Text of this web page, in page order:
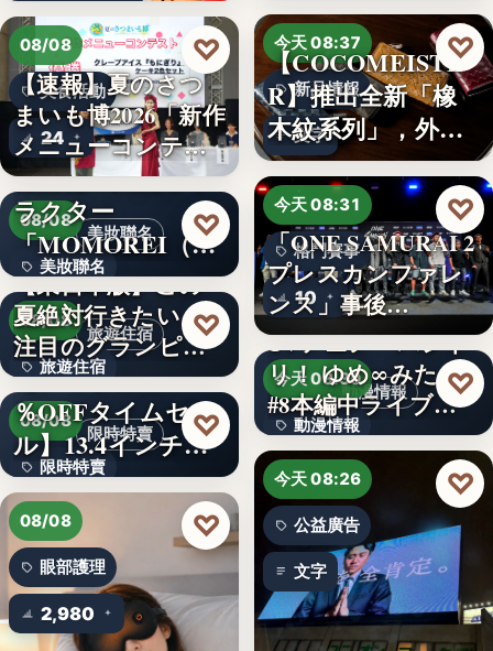
08/08
美食活動
24
【速報】夏のさつ
まいも博2026「新作
メニューコンテス
ト…
♡
美妝聯名
08/08
美妝聯名
文字
韓国発の人気キャ
ラクター
「MOMOREI（モ
モレイ）」が…
♡
旅遊住宿
08/08
旅遊住宿
10
【東日本版】この
夏絶対行きたい！
注目のグランピン
グ施設…
♡
限時特賣
08/08
限時特賣
文字
【アマゾン30
％OFFタイムセー
ル】13.4インチ大
画面…
♡
08/08
眼部護理
2,980
♡
3,000円
今天 08:37
新品情報
文字
【COCOMEISTE
R】推出全新「橡
木紋系列」，外層
採…
♡
今天 08:31
格鬥賽事
10
「ONE SAMURAI 2
プレスカンファレ
ンス」事後…
♡
動漫情報
今天 08:30
動漫情報
19,800円
TVアニメ「バンド
リ！ ゆめ∞みた」
#8本編中ライブ映
像…
♡
今天 08:26
公益廣告
文字
♡